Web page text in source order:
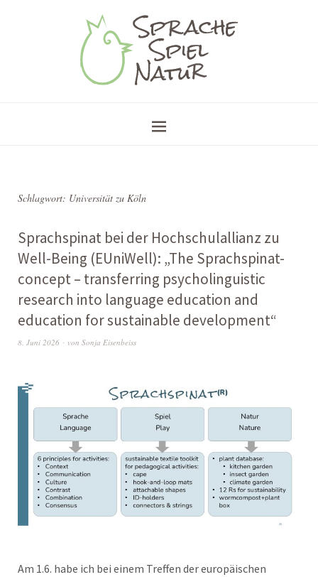
Schlagwort: Universität zu Köln
Sprachspinat bei der Hochschulallianz zu
Well-Being (EUniWell): „The Sprachspinat-
concept – transferring psycholinguistic
research into language education and
education for sustainable development“
8. Juni 2026 von Sonja Eisenbeiss
Am 1.6. habe ich bei einem Treffen der europäischen